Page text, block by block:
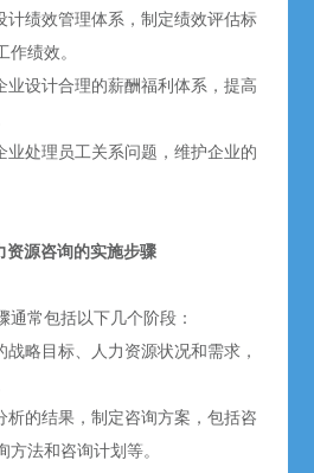
计绩效管理体系，制定绩效评估标
绩效。
业设计合理的薪酬福利体系，提高
业处理员工关系问题，维护企业的
资源咨询的实施步骤
通常包括以下几个阶段：
略目标、人力资源状况和需求，
析的结果，制定咨询方案，包括咨
法和咨询计划等。